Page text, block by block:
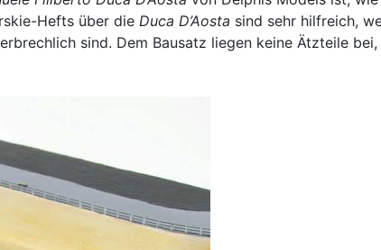
Hefts über die Duca D’Aosta sind sehr hilfreich,
sind. Dem Bausatz liegen keine Ätzteile